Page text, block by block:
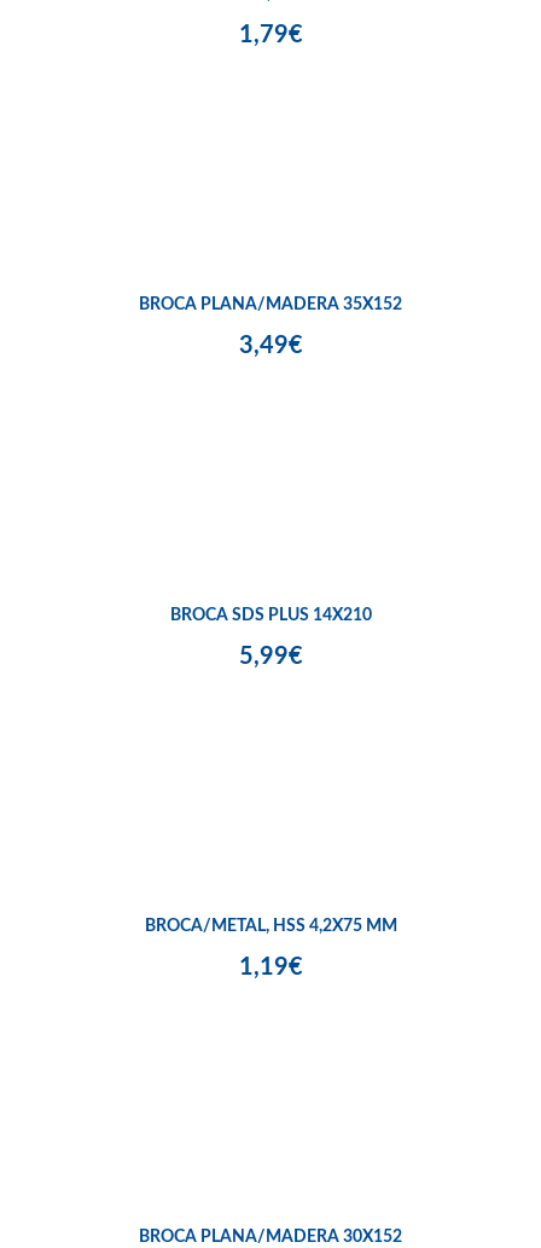
1,79€
BROCA PLANA/MADERA 35X152
3,49€
BROCA SDS PLUS 14X210
5,99€
BROCA/METAL, HSS 4,2X75 MM
1,19€
BROCA PLANA/MADERA 30X152